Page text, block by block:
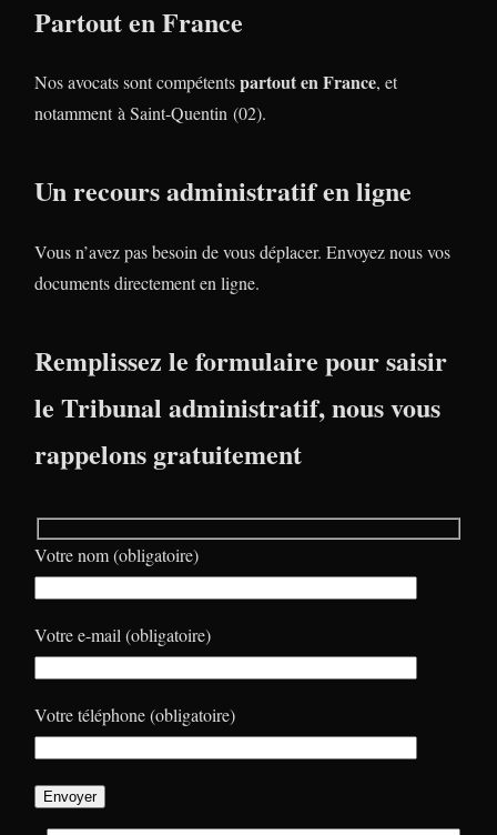
Partout en France
Nos avocats sont compétentspartout en France, et
notamment à Saint-Quentin (02).
Un recours administratif en ligne
Vous n’avez pas besoin de vous déplacer. Envoyez nous vos
documents directement en ligne.
Remplissez le formulaire pour saisir
le Tribunal administratif, nous vous
rappelons gratuitement
Votre nom (obligatoire)
Votre e-mail (obligatoire)
Votre téléphone (obligatoire)